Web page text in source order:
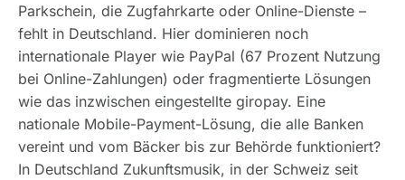
Parkschein, die Zugfahrkarte oder Online-Dienste –
fehlt in Deutschland. Hier dominieren noch
internationale Player wie PayPal (67 Prozent Nutzung
bei Online-Zahlungen) oder fragmentierte Lösungen
wie das inzwischen eingestellte giropay. Eine
nationale Mobile-Payment-Lösung, die alle Banken
vereint und vom Bäcker bis zur Behörde funktioniert?
In Deutschland Zukunftsmusik, in der Schweiz seit